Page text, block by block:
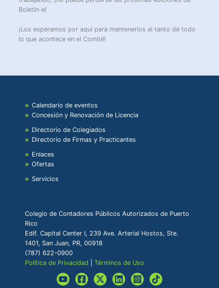
Boletín-e!
¡Los esperamos por aquí para mantenerlos al tanto de todo
lo que acontece en el Comité!
Calendario de eventos
Concesión y Renovación de Licencia
Directorio de Colegiados
Directorio de Firmas y Practicantes
Enlaces
Ofertas
Servicios
Colegio de Contadores Públicos Autorizados de Puerto
Rico
Edif. Capital Center I, 239 Ave. Arterial Hostos, Ste.
1401, San Juan, PR, 00918
(787) 622-0900
Política de Privacidad |Términos de Uso